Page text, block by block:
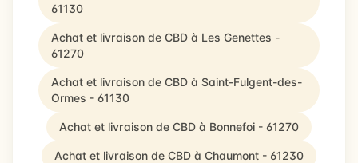
61130
Achat et livraison de CBD à Les Genettes -
61270
Achat et livraison de CBD à Saint-Fulgent-des-
Ormes - 61130
Achat et livraison de CBD à Bonnefoi - 61270
Achat et livraison de CBD à Chaumont - 61230